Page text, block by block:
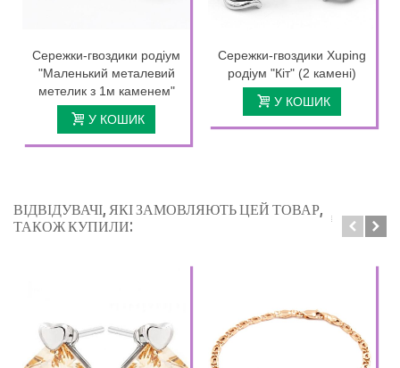
Сережки-гвоздики родіум
"Маленький металевий
метелик з 1м каменем"
У КОШИК
Сережки-гвоздики Xuping
родіум "Кіт" (2 камені)
У КОШИК
ВІДВІДУВАЧІ, ЯКІ ЗАМОВЛЯЮТЬ ЦЕЙ ТОВАР,
ТАКОЖ КУПИЛИ: